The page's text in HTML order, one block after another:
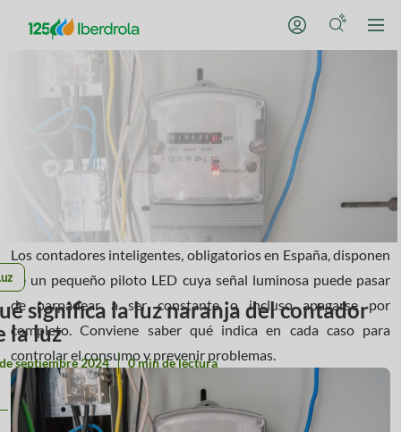
significa la luz naranja del contador
la luz
septiembre 2024 0 min de lectura
Los contadores inteligentes, obligatorios en España, disponen
de un pequeño piloto LED cuya señal luminosa puede pasar
de parpadear a ser constante o incluso apagarse por
completo. Conviene saber qué indica en cada caso para
controlar el consumo y prevenir problemas.